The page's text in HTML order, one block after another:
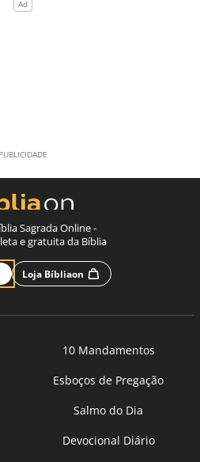
Sagrada Online -
e gratuita da Bíblia
Loja Bíbliaon
10 Mandamentos
Esboços de Pregação
Salmo do Dia
Devocional Diário